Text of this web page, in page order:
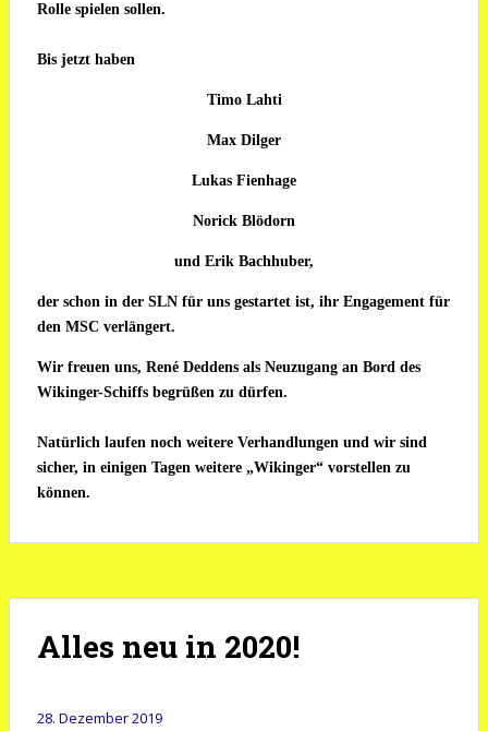
Rolle spielen sollen.
Bis jetzt haben
Timo Lahti
Max Dilger
Lukas Fienhage
Norick Blödorn
und Erik Bachhuber,
der schon in der SLN für uns gestartet ist, ihr Engagement für
den MSC verlängert.
Wir freuen uns, René Deddens als Neuzugang an Bord des
Wikinger-Schiffs begrüßen zu dürfen.
Natürlich laufen noch weitere Verhandlungen und wir sind
sicher, in einigen Tagen weitere „Wikinger“ vorstellen zu
können.
Alles neu in 2020!
28. Dezember 2019